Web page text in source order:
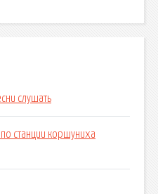
слушать
станции коршуниха